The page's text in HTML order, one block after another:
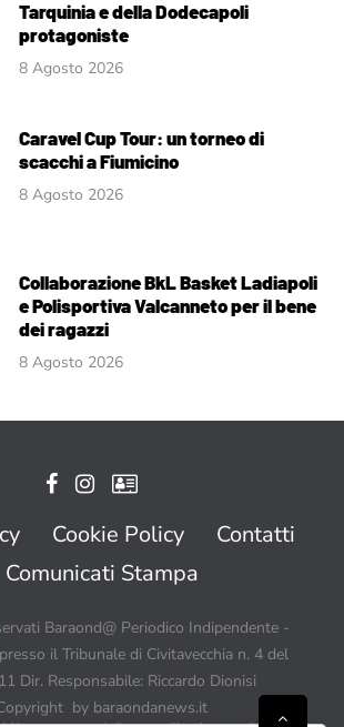
Tarquinia e della Dodecapoli
protagoniste
8 Agosto 2026
Caravel Cup Tour: un torneo di
scacchi a Fiumicino
8 Agosto 2026
Collaborazione BkL Basket Ladiapoli
e Polisportiva Valcanneto per il bene
dei ragazzi
8 Agosto 2026
Cookie Policy
Contatti
Comunicati Stampa
Baraond@ Periodico Indipendente -
il Tribunale di Civitavecchia n. 4 del
Dir. Responsabile: Riccardo Dionisi
by baraondanews.it